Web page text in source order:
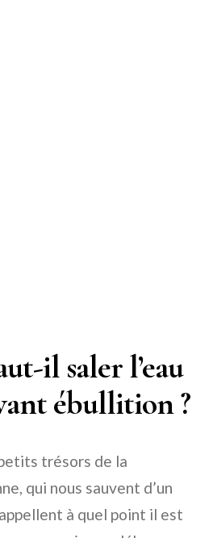
il saler l’eau
ébullition ?
trésors de la
qui nous sauvent d’un
à quel point il est